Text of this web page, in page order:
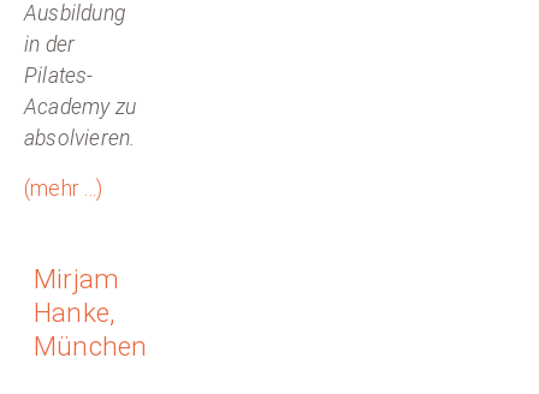
Ausbildung
in der
Pilates-
Academy zu
absolvieren.
(mehr …)
Mirjam
Hanke,
München